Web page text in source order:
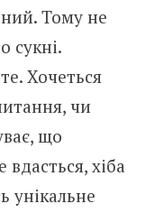
Тому не
сукні.
Хочеться
чи
що
хіба
унікальне